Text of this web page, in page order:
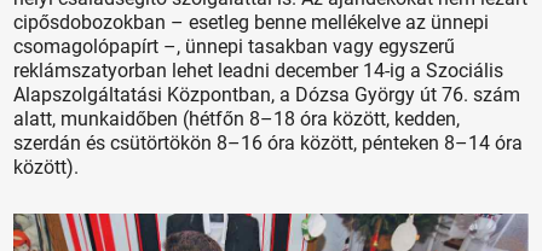
cipősdobozokban – esetleg benne mellékelve az ünnepi
csomagolópapírt –, ünnepi tasakban vagy egyszerű
reklámszatyorban lehet leadni december 14-ig a Szociális
Alapszolgáltatási Központban, a Dózsa György út 76. szám
alatt, munkaidőben (hétfőn 8–18 óra között, kedden,
szerdán és csütörtökön 8–16 óra között, pénteken 8–14 óra
között).